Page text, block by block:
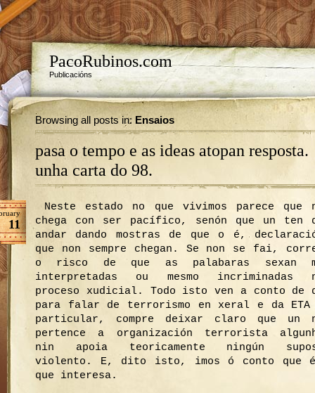
PacoRubinos.com
Publicacións
Browsing all posts in: Ensaios
pasa o tempo e as ideas atopan resposta.
unha carta do 98.
11
Neste estado no que vivimos parece que
chega con ser pacífico, senón que un ten
andar dando mostras de que o é,
que non sempre chegan. Se non se fai,
o risco de que as palabaras sexan
interpretadas ou mesmo incriminadas
proceso xudicial. Todo isto ven a conto de
para falar de terrorismo en xeral e da ETA
particular, compre deixar claro que un
pertence a organización terrorista
nin apoia teoricamente ningún
violento. E, dito isto, imos ó conto que
que interesa.